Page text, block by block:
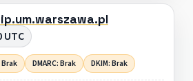
UTC
Brak DMARC: Brak DKIM: Brak